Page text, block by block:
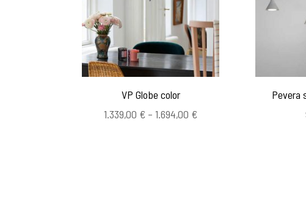
VP Globe color
1.339,00 € – 1.694,00 €Hintaluokka:
Pevera